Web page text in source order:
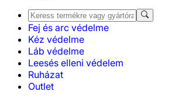
Fej és arc védelme
Kéz védelme
Láb védelme
Leesés elleni védelem
Ruházat
Outlet